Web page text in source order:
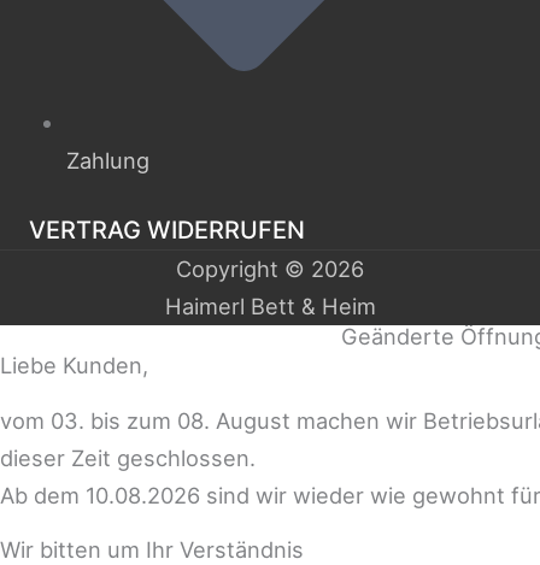
Zahlung
VERTRAG WIDERRUFEN
Copyright © 2026
Haimerl Bett & Heim
Geänderte
Liebe Kunden,
vom 03. bis zum 08. August machen wir
dieser Zeit geschlossen.
Ab dem 10.08.2026 sind wir wieder wie gewohnt
Wir bitten um Ihr Verständnis